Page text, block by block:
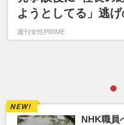
ようとしてる」逃
週刊女性PRIME
NHK職員